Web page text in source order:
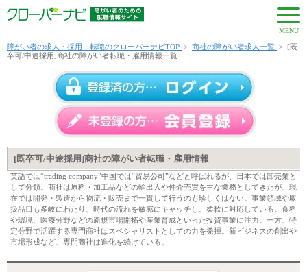
MENU
障がい者の求人・採用・転職のクローバーナビTOP > 商社の障がい者求人一覧 > [既
卒可/中途採用]商社の障がい者転職・雇用情報一覧
[既卒可/中途採用]商社の障がい者転職・雇用情報
英語では“trading company”中国では“貿易公司”などと呼ばれるが、日本では卸売業と
して分類。商社は原料・加工品などの輸出入や仲介売買を主な業務としてきたが、現
在では開発・製造から物流・販売まで一貫して行うのも珍しくはない。事業領域や取
扱品目も多岐にわたり、時代の流れを敏感にキャッチし、柔軟に対応している。食料
や環境、医療分野などの新規市場開拓や産業育成といった投資事業に注力。一方、特
定分野で活躍する専門商社はスペシャリストとしての力を発揮。新ビジネスの創出や
市場形成など、専門商社は進化を続けている。